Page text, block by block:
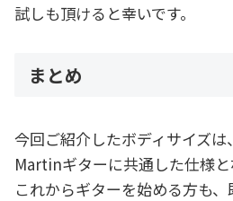
試しも頂けると幸いです。
まとめ
今回ご紹介したボディサイズは
Martinギターに共通した仕様と
これからギターを始める方も